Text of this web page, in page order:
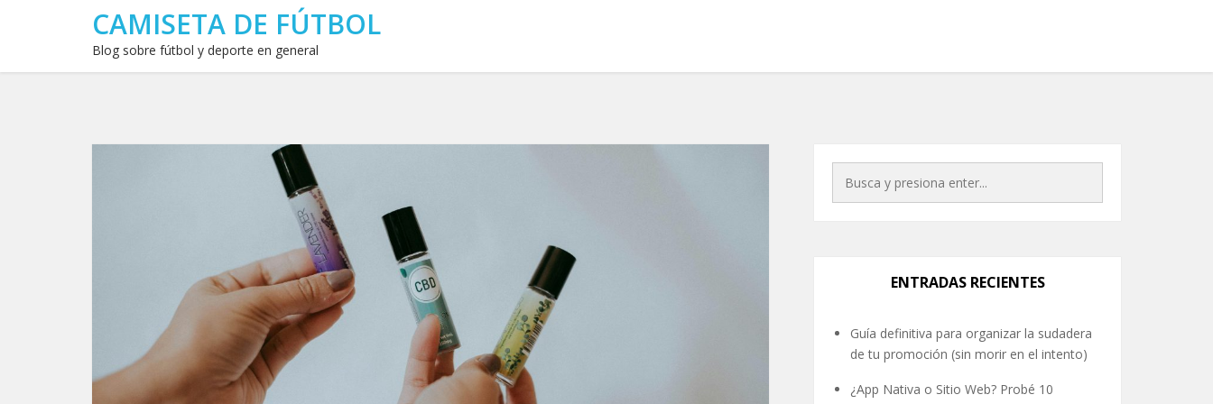
CAMISETA DE FÚTBOL
Blog sobre fútbol y deporte en general
ENTRADAS RECIENTES
Guía definitiva para organizar la sudadera
de tu promoción (sin morir en el intento)
¿App Nativa o Sitio Web? Probé 10